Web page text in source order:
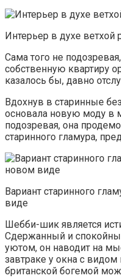
Интерьер в духе ветхой
Сама того не
собственную квартиру
казалось бы, давно
Вдохнув в старинные
основала новую моду в
подозревая, она
старинного гламура,
Вариант старинного
виде
Шебби-шик является
Сдержанный и
уютом, он наводит на
завтраке у окна с видом
британской богемой